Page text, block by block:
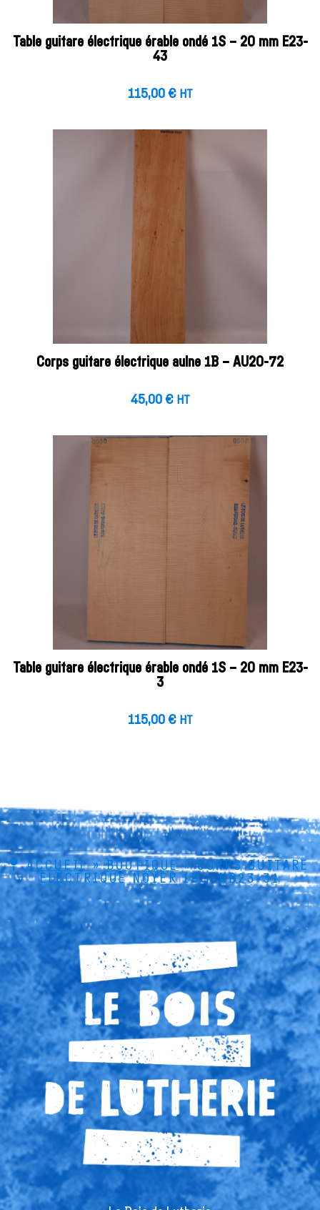
Table guitare électrique érable ondé 1S – 20 mm E23-
43
115,00 € HT
Corps guitare électrique aulne 1B – AU20-72
45,00 € HT
Table guitare électrique érable ondé 1S – 20 mm E23-
3
115,00 € HT
ACCUEIL»BOUTIQUE»CORPS GUITARE
ÉLECTRIQUE NOYER 1B – NB23-31